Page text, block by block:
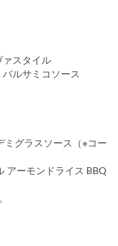
スタイル
ルサミコソース
ミグラスソース（※コー
アーモンドライス BBQ